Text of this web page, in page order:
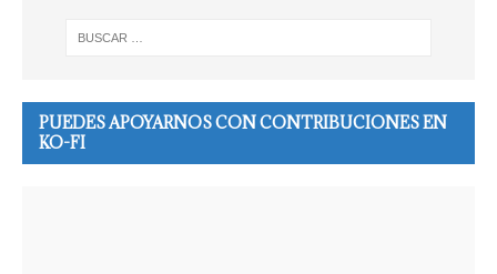
PUEDES APOYARNOS CON CONTRIBUCIONES EN
KO-FI